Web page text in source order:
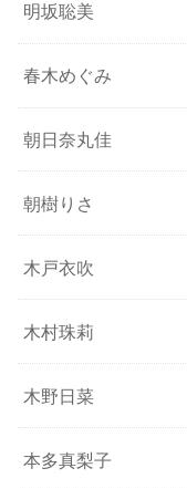
明坂聡美
春木めぐみ
朝日奈丸佳
朝樹りさ
木戸衣吹
木村珠莉
木野日菜
本多真梨子